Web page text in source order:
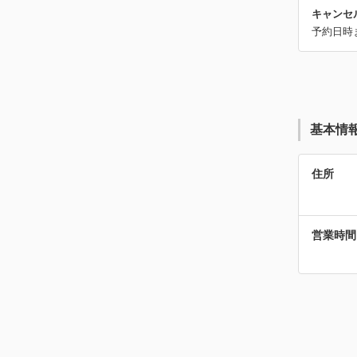
キャンセ
予約日時
基本情
住所
営業時間